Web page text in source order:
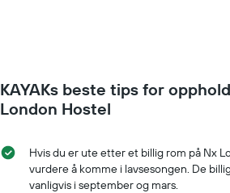
oppholdet
Diagrammets
akse
viser
antall
KAYAKs beste tips for
London Hostel
Hvis du er ute etter et billig rom på Nx
vurdere å komme i lavsesongen. De
vanligvis i september og mars.